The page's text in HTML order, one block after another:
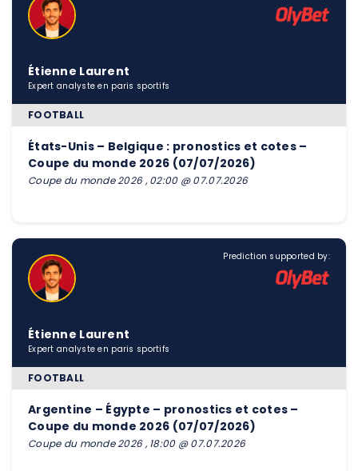
Étienne Laurent
Expert analyste en paris sportifs
FOOTBALL
États-Unis – Belgique : pronostics et cotes –
Coupe du monde 2026 (07/07/2026)
Coupe du monde 2026 , 02:00 @ 07.07.2026
Prediction supported by:
Étienne Laurent
Expert analyste en paris sportifs
FOOTBALL
Argentine – Égypte – pronostics et cotes –
Coupe du monde 2026 (07/07/2026)
Coupe du monde 2026 , 18:00 @ 07.07.2026